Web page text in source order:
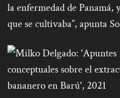
la enfermedad de Panamá,
que se cultivaba”, apunta